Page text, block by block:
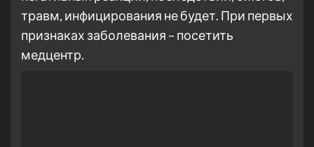
травм, инфицирования не будет. При первых
признаках заболевания – посетить
медцентр.